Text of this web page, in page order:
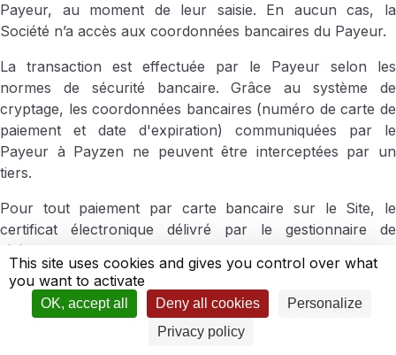
Payeur, au moment de leur saisie. En aucun cas, la
Société n’a accès aux coordonnées bancaires du Payeur.
La transaction est effectuée par le Payeur selon les
normes de sécurité bancaire. Grâce au système de
cryptage, les coordonnées bancaires (numéro de carte de
paiement et date d'expiration) communiquées par le
Payeur à Payzen ne peuvent être interceptées par un
tiers.
Pour tout paiement par carte bancaire sur le Site, le
certificat électronique délivré par le gestionnaire de
télépaiement vaudra preuve du montant et de la date de la
transaction ainsi que les moyens d’archivage électronique
mis en place par la Société. À cet égard, les dates et
heures du serveur feront foi entre les parties.
This site uses cookies and gives you control over what
you want to activate
OK, accept all Deny all cookies
Personalize
Privacy policy